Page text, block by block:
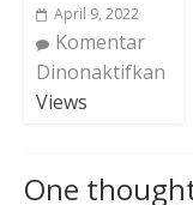
April 9, 2022
Komentar
Dinonaktifkan
Views
One